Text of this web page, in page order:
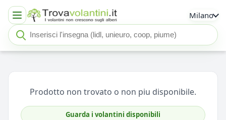
Milano
Cerca insegna o negozio
Seleziona un'insegna
Prodotto non trovato o non piu disponibile.
Guarda i volantini disponibili